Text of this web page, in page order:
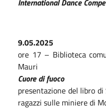
9.05.2025
ore 17 – Biblioteca
Mauri
Cuore di fuoco
presentazione del libro
ragazzi sulle miniere di